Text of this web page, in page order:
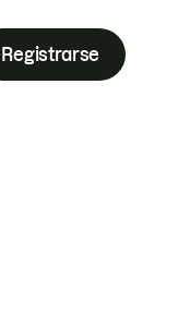
Registrarse